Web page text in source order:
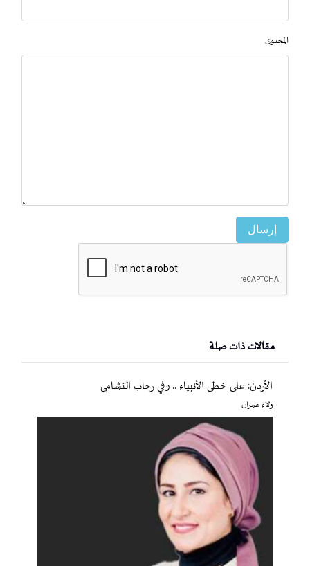
المحتوى
إرسال
مقالات ذات صلة
الأردن: على خطى الأنبياء .. وفي رحاب النشامى
ولاء عمران